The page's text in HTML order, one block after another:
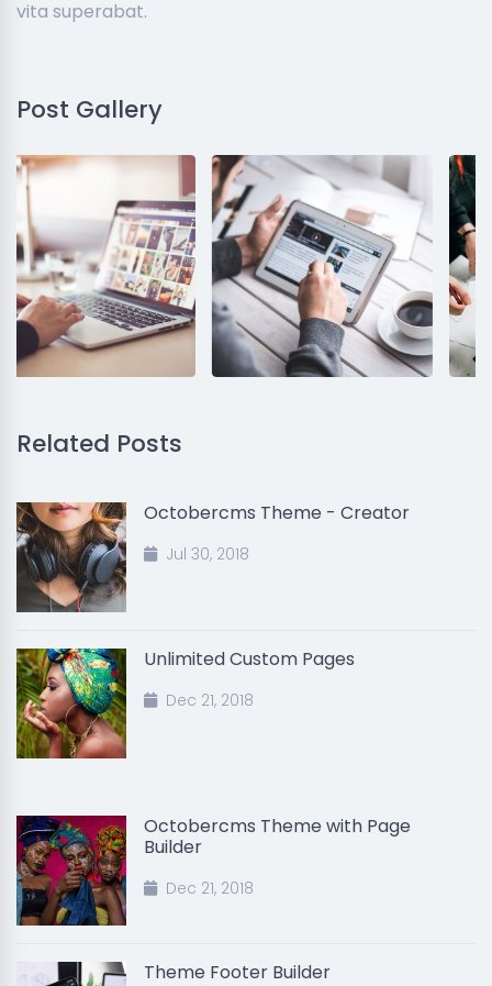
vita superabat.
Post Gallery
Related Posts
Octobercms Theme - Creator
Jul 30, 2018
Unlimited Custom Pages
Dec 21, 2018
Octobercms Theme with Page
Builder
Dec 21, 2018
Theme Footer Builder